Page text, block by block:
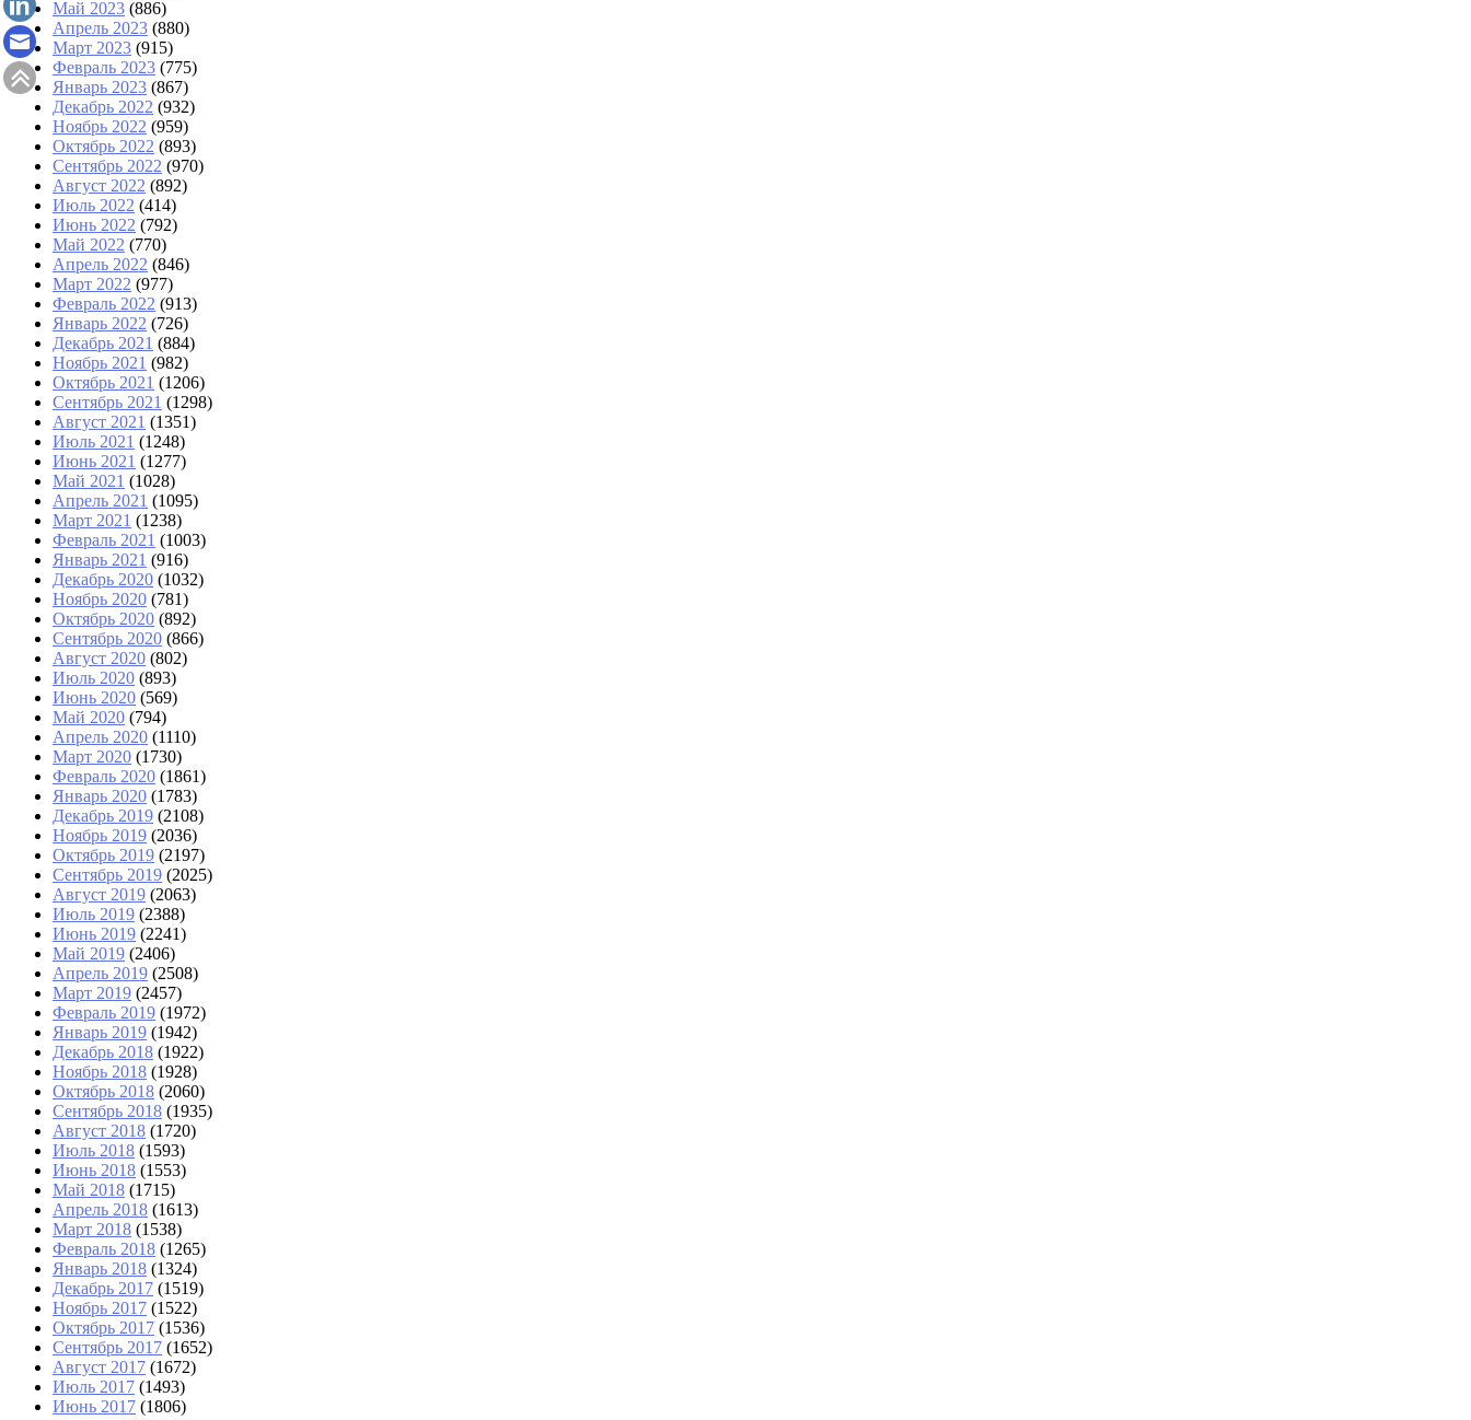
Май 2023 (886)
Апрель 2023 (880)
Март 2023 (915)
Февраль 2023 (775)
Январь 2023 (867)
Декабрь 2022 (932)
Ноябрь 2022 (959)
Октябрь 2022 (893)
Сентябрь 2022 (970)
Август 2022 (892)
Июль 2022 (414)
Июнь 2022 (792)
Май 2022 (770)
Апрель 2022 (846)
Март 2022 (977)
Февраль 2022 (913)
Январь 2022 (726)
Декабрь 2021 (884)
Ноябрь 2021 (982)
Октябрь 2021 (1206)
Сентябрь 2021 (1298)
Август 2021 (1351)
Июль 2021 (1248)
Июнь 2021 (1277)
Май 2021 (1028)
Апрель 2021 (1095)
Март 2021 (1238)
Февраль 2021 (1003)
Январь 2021 (916)
Декабрь 2020 (1032)
Ноябрь 2020 (781)
Октябрь 2020 (892)
Сентябрь 2020 (866)
Август 2020 (802)
Июль 2020 (893)
Июнь 2020 (569)
Май 2020 (794)
Апрель 2020 (1110)
Март 2020 (1730)
Февраль 2020 (1861)
Январь 2020 (1783)
Декабрь 2019 (2108)
Ноябрь 2019 (2036)
Октябрь 2019 (2197)
Сентябрь 2019 (2025)
Август 2019 (2063)
Июль 2019 (2388)
Июнь 2019 (2241)
Май 2019 (2406)
Апрель 2019 (2508)
Март 2019 (2457)
Февраль 2019 (1972)
Январь 2019 (1942)
Декабрь 2018 (1922)
Ноябрь 2018 (1928)
Октябрь 2018 (2060)
Сентябрь 2018 (1935)
Август 2018 (1720)
Июль 2018 (1593)
Июнь 2018 (1553)
Май 2018 (1715)
Апрель 2018 (1613)
Март 2018 (1538)
Февраль 2018 (1265)
Январь 2018 (1324)
Декабрь 2017 (1519)
Ноябрь 2017 (1522)
Октябрь 2017 (1536)
Сентябрь 2017 (1652)
Август 2017 (1672)
Июль 2017 (1493)
Июнь 2017 (1806)